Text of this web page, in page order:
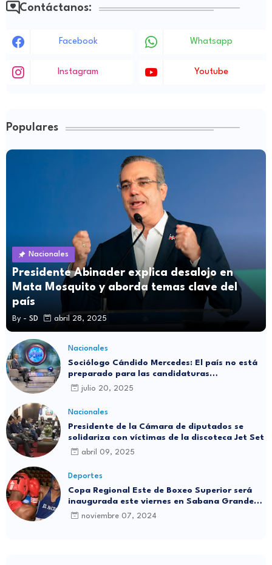
Contáctanos:
Facebook Whatsapp
Instagram Youtube
Populares
Nacionales
Presidente Abinader explica desalojo en
Mata Mosquito y aborda temas clave del
país
By - SD abril 28, 2025
Nacionales
Sociólogo Cándido Mercedes: El país no está
preparado para las candidaturas
independientes
julio 20, 2025
Nacionales
Presidente de la Cámara de diputados se
solidariza con víctimas de la discoteca Jet Set
abril 09, 2025
Deportes
Copa Regional Este de Boxeo Superior será
inaugurada este viernes en Sabana Grande
de Boyá
noviembre 07, 2024